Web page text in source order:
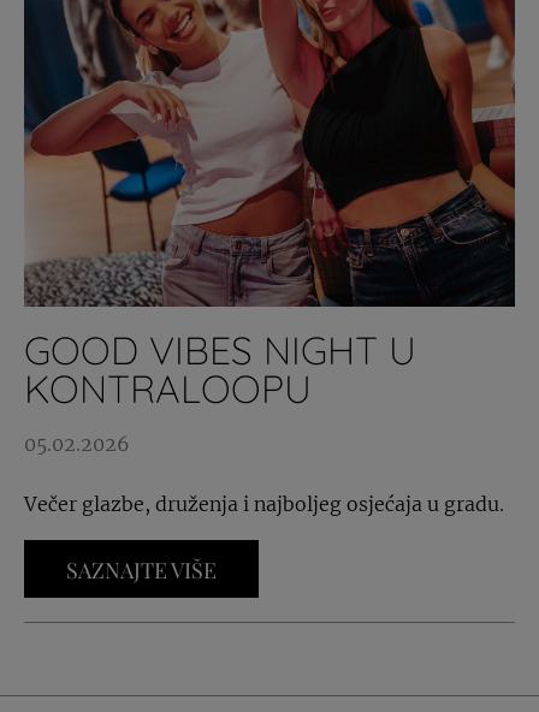
GOOD VIBES NIGHT U
KONTRALOOPU
05.02.2026
Večer glazbe, druženja i najboljeg osjećaja u gradu.
SAZNAJTE VIŠE